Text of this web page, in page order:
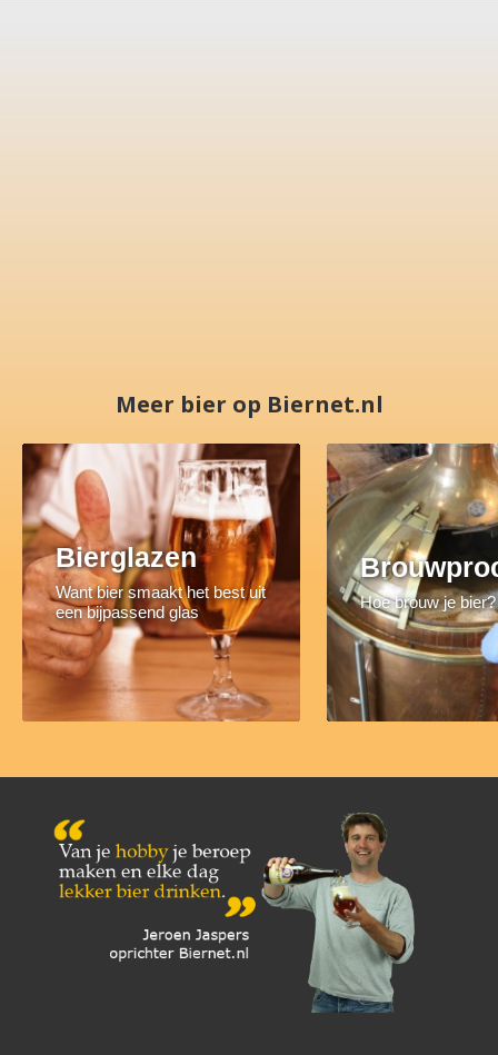
Meer bier op Biernet.nl
Bierglazen
Want bier smaakt het best uit
een bijpassend glas
Hoe brouw je bier?